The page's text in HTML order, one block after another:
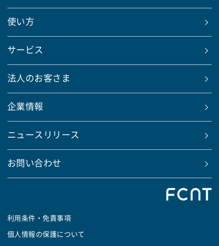
使い方
サービス
法人のお客さま
企業情報
ニュースリリース
お問い合わせ
利用条件・免責事項
個人情報の保護について